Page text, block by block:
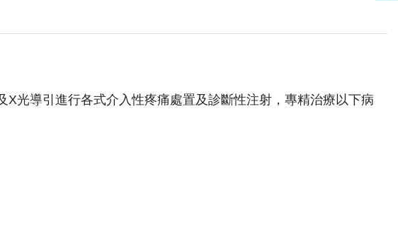
光導引進行各式介入性疼痛處置及診斷性注射，專精治療以下病